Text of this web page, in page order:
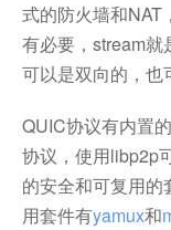
式的防火墙和NAT
有必要，stream就
可以是双向的，也
QUIC协议有内置
协议，使用libp2p
的安全和可复用
用套件有yamux和